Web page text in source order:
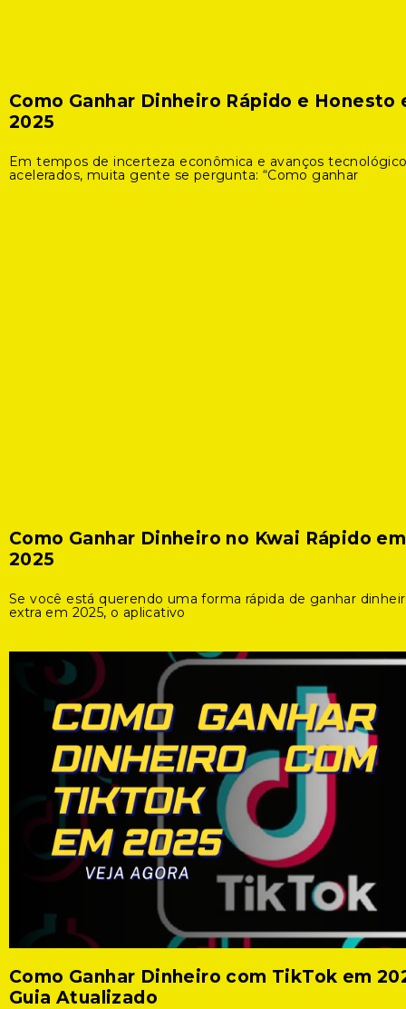
Como Ganhar Dinheiro Rápido e Honesto
2025
Em tempos de incerteza econômica e avanços
acelerados, muita gente se pergunta: “Como ganhar
Como Ganhar Dinheiro no Kwai Rápido em
2025
Se você está querendo uma forma rápida de ganhar
extra em 2025, o aplicativo
Como Ganhar Dinheiro com TikTok em
Guia Atualizado